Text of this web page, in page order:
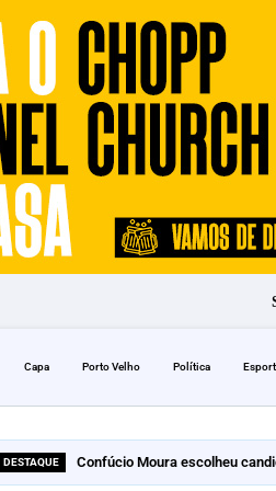
Capa Porto Velho Política
DESTAQUE Confúcio Moura escolheu